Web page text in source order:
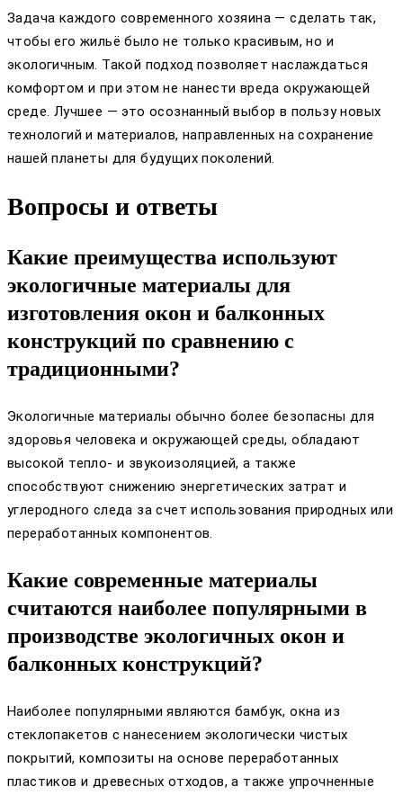
Задача каждого современного хозяина — сделать так,
чтобы его жильё было не только красивым, но и
экологичным. Такой подход позволяет наслаждаться
комфортом и при этом не нанести вреда окружающей
среде. Лучшее — это осознанный выбор в пользу новых
технологий и материалов, направленных на сохранение
нашей планеты для будущих поколений.
Вопросы и ответы
Какие преимущества используют
экологичные материалы для
изготовления окон и балконных
конструкций по сравнению с
традиционными?
Экологичные материалы обычно более безопасны для
здоровья человека и окружающей среды, обладают
высокой тепло- и звукоизоляцией, а также
способствуют снижению энергетических затрат и
углеродного следа за счет использования природных или
переработанных компонентов.
Какие современные материалы
считаются наиболее популярными в
производстве экологичных окон и
балконных конструкций?
Наиболее популярными являются бамбук, окна из
стеклопакетов с нанесением экологически чистых
покрытий, композиты на основе переработанных
пластиков и древесных отходов, а также упрочненные